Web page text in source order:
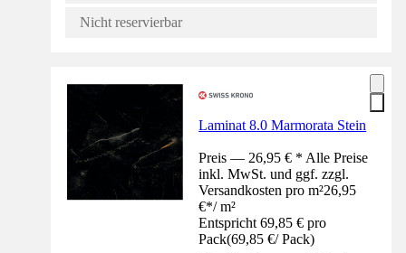
Nicht reservierbar
Laminat 8.0 Marmorata Stein
Preis — 26,95 € * Alle Preise
inkl. MwSt. und ggf. zzgl.
Versandkosten pro m²26,95
€*/ m²
Entspricht 69,85 € pro
Pack(69,85 €/ Pack)